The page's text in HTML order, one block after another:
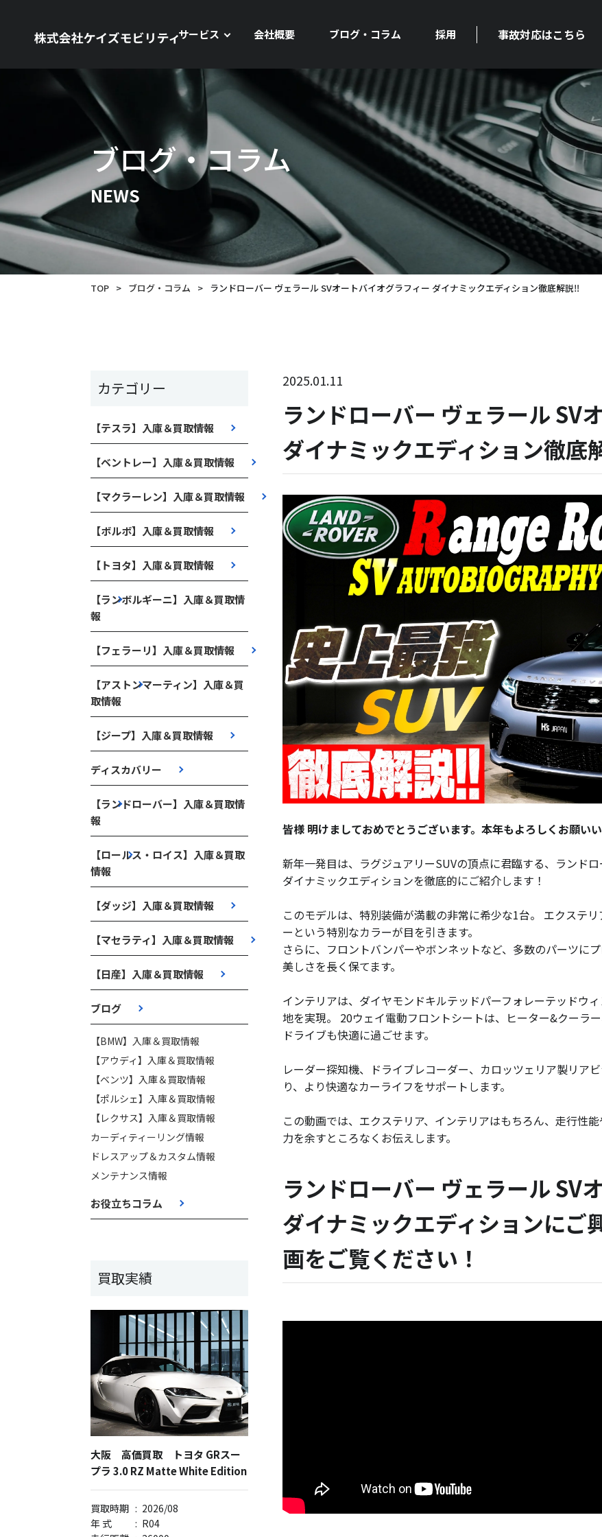
サービス 会社概要 ブログ・コラム 採用 事故対応はこちら
ブログ・コラム
NEWS
TOP > ブログ・コラム > ランドローバー ヴェラール SVオートバイオグラフィー ダイナミックエディション徹底解説‼
カテゴリー
【テスラ】入庫＆買取情報
【ベントレー】入庫＆買取情報
【マクラーレン】入庫＆買取情報
【ボルボ】入庫＆買取情報
【トヨタ】入庫＆買取情報
【ランボルギーニ】入庫＆買取情
報
【フェラーリ】入庫＆買取情報
【アストンマーティン】入庫＆買
取情報
【ジープ】入庫＆買取情報
ディスカバリー
【ランドローバー】入庫＆買取情
報
【ロールス・ロイス】入庫＆買取
情報
【ダッジ】入庫＆買取情報
【マセラティ】入庫＆買取情報
【日産】入庫＆買取情報
ブログ
【BMW】入庫＆買取情報
【アウディ】入庫＆買取情報
【ベンツ】入庫＆買取情報
【ポルシェ】入庫＆買取情報
【レクサス】入庫＆買取情報
カーディティーリング情報
ドレスアップ＆カスタム情報
メンテナンス情報
お役立ちコラム
買取実績
大阪 高価買取 トヨタ GRスー
プラ 3.0 RZ Matte White Edition
買取時期 : 2026/08
年 式
: R04
2025.01.11
ランドローバー ヴェラール SV
ダイナミックエディション徹底
皆様 明けましておめでとうございます。本年もよろしくお願い
新年一発目は、ラグジュアリーSUVの頂点に君臨する、ランド
ダイナミックエディションを徹底的にご紹介します！
このモデルは、特別装備が満載の非常に希少な1台。 エクステ
ーという特別なカラーが目を引きます。
さらに、フロントバンパーやボンネットなど、多数のパーツに
美しさを長く保てます。
インテリアは、ダイヤモンドキルテッドパーフォレーテッドウ
地を実現。 20ウェイ電動フロントシートは、ヒーター&クーラ
ドライブも快適に過ごせます。
レーダー探知機、ドライブレコーダー、カロッツェリア製リア
り、より快適なカーライフをサポートします。
この動画では、エクステリア、インテリアはもちろん、走行性
力を余すところなくお伝えします。
ランドローバー ヴェラール SV
ダイナミックエディションにご
画をご覧ください！